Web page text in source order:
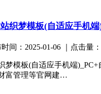
织梦模板(自适应手机
时间：2025-01-06 ｜点击量
梦模板(自适应手机端
富管理等官网建…